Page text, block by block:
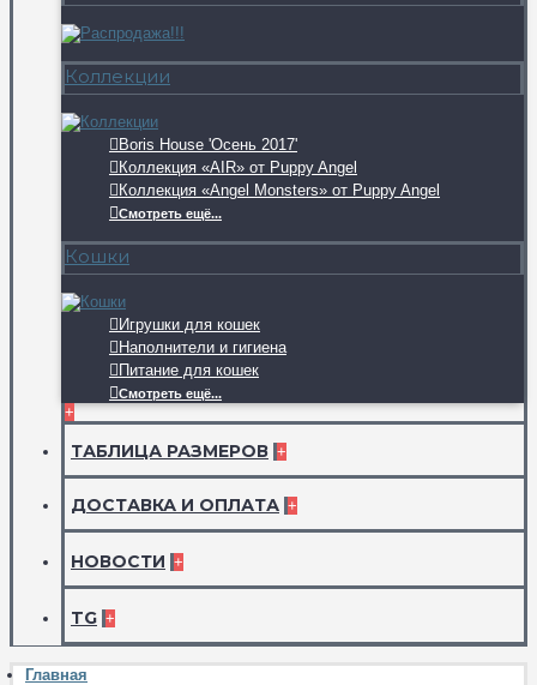
Коллекции
Boris House 'Осень 2017'
Коллекция «AIR» от Puppy Angel
Коллекция «Angel Monsters» от Puppy Angel
Смотреть ещё...
Кошки
Игрушки для кошек
Наполнители и гигиена
Питание для кошек
Смотреть ещё...
+
ТАБЛИЦА РАЗМЕРОВ +
ДОСТАВКА И ОПЛАТА +
НОВОСТИ +
TG +
Главная